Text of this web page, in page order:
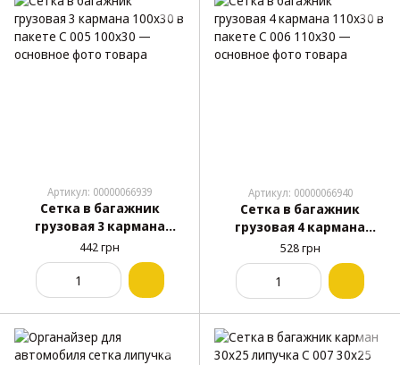
Артикул: 00000066939
Сетка в багажник
грузовая 3 кармана
100х30 в пакете С 005
100x30
442 грн
Артикул: 00000066940
Сетка в багажник
грузовая 4 кармана
110х30 в пакете С 006
110x30
528 грн